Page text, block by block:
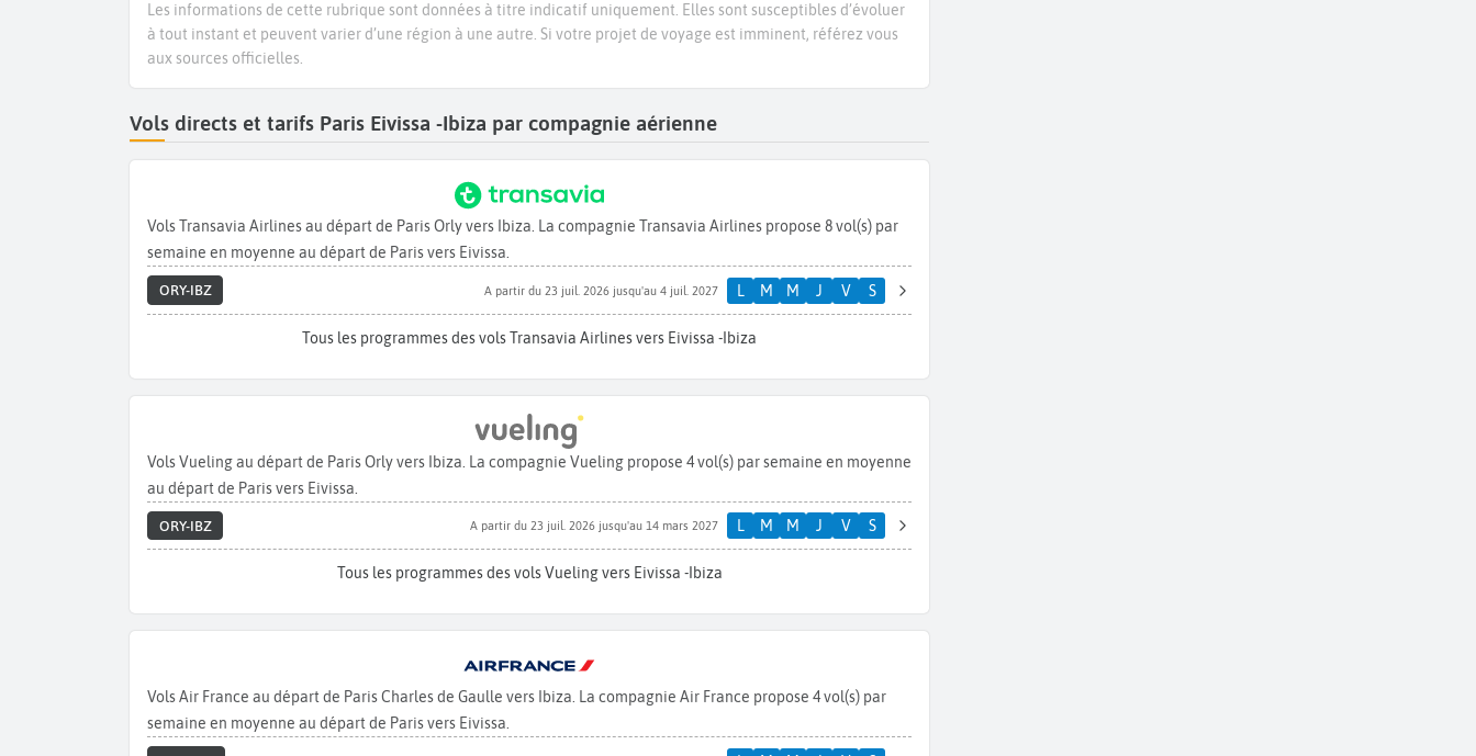
Les informations de cette rubrique sont données à titre indicatif uniquement. Elles sont susceptibles d’évoluer
à tout instant et peuvent varier d’une région à une autre. Si votre projet de voyage est imminent, référez vous
aux sources officielles.
Vols directs et tarifs Paris Eivissa -Ibiza par compagnie aérienne
Vols Transavia Airlines au départ de Paris Orly vers Ibiza. La compagnie Transavia Airlines propose 8 vol(s) par
semaine en moyenne au départ de Paris vers Eivissa.
ORY-IBZ A partir du 23 juil. 2026 jusqu'au 4 juil. 2027 L M M J V S
Tous les programmes des vols Transavia Airlines vers Eivissa -Ibiza
Vols Vueling au départ de Paris Orly vers Ibiza. La compagnie Vueling propose 4 vol(s) par semaine en moyenne
au départ de Paris vers Eivissa.
ORY-IBZ A partir du 23 juil. 2026 jusqu'au 14 mars 2027 L M M J V S
Tous les programmes des vols Vueling vers Eivissa -Ibiza
Vols Air France au départ de Paris Charles de Gaulle vers Ibiza. La compagnie Air France propose 4 vol(s) par
semaine en moyenne au départ de Paris vers Eivissa.